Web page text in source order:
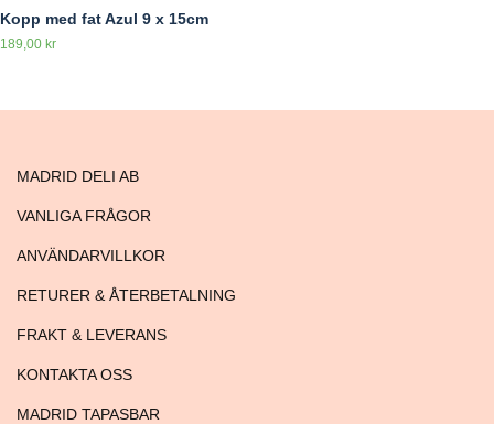
Kopp med fat Azul 9 x 15cm
189,00 kr
MADRID DELI AB
VANLIGA FRÅGOR
ANVÄNDARVILLKOR
RETURER & ÅTERBETALNING
FRAKT & LEVERANS
KONTAKTA OSS
MADRID TAPASBAR